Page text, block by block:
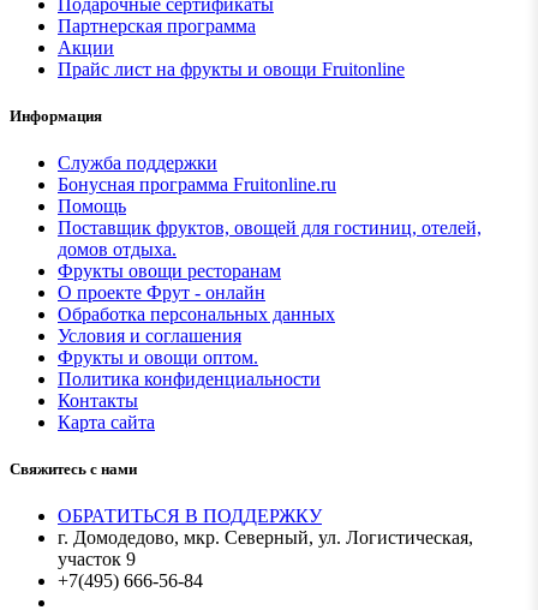
Партнерская программа
Акции
Прайс лист на фрукты и овощи Fruitonline
Информация
Служба поддержки
Бонусная программа Fruitonline.ru
Помощь
Поставщик фруктов, овощей для гостиниц, отелей,
домов отдыха.
Фрукты овощи ресторанам
О проекте Фрут - онлайн
Обработка персональных данных
Условия и соглашения
Фрукты и овощи оптом.
Политика конфиденциальности
Контакты
Карта сайта
Свяжитесь с нами
ОБРАТИТЬСЯ В ПОДДЕРЖКУ
г. Домодедово, мкр. Северный, ул. Логистическая,
участок 9
+7(495) 666-56-84